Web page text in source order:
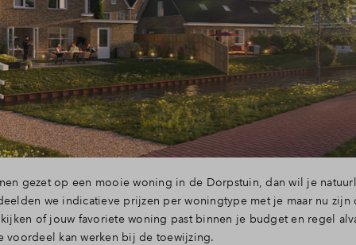
gezet op een mooie woning in de Dorpstuin, dan wil je
we indicatieve prijzen per woningtype met je maar nu
of jouw favoriete woning past binnen je budget en regel
voordeel kan werken bij de toewijzing.